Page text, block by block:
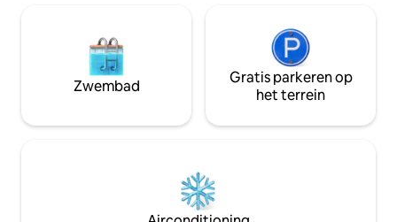
Zwembad
Gratis parkeren op
het terrein